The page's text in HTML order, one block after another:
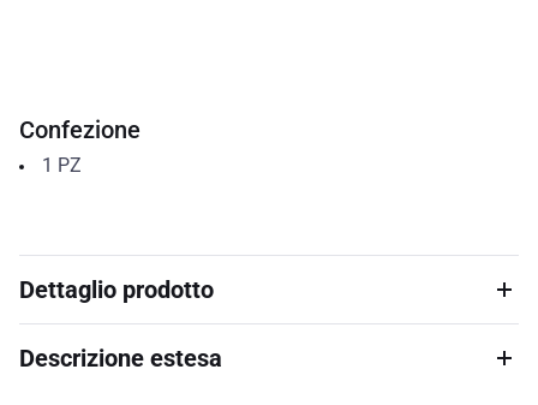
Confezione
1 PZ
Dettaglio prodotto
Descrizione estesa